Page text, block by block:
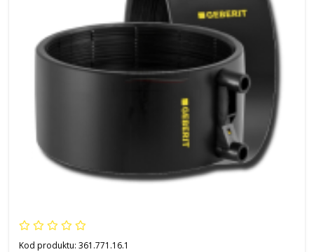
Kod produktu: 361.771.16.1